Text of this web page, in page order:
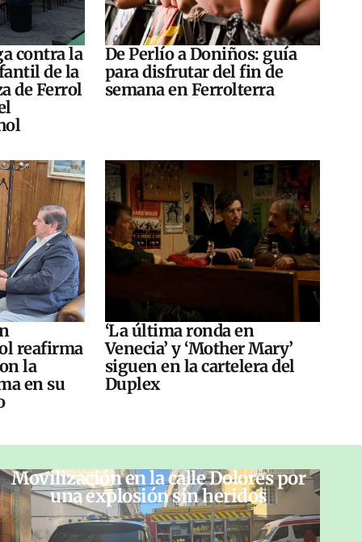
contra la
de la
de Ferrol
De Perlío a Doniños: guía
para disfrutar del fin de
semana en Ferrolterra
reafirma
la
en su
‘La última ronda en
Venecia’ y ‘Mother Mary’
siguen en la cartelera del
Duplex
Movilización en la calle Dolores por
una explosión sin heridos